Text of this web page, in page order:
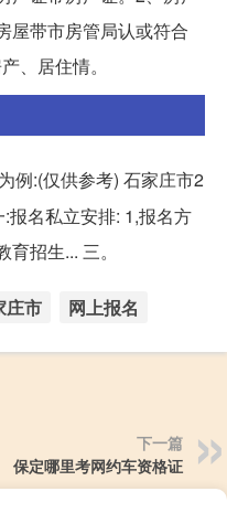
屋带市房管局认或符合
、居住情。
为例:(仅供参考) 石家庄市2
报名私立安排: 1,报名方
招生... 三。
庄市 网上报名
下一篇
保定哪里考网约车资格证